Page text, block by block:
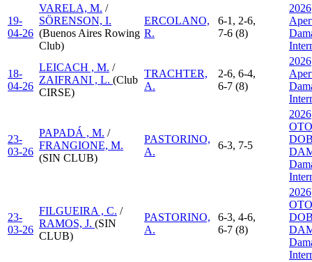
19-
04-26
VARELA, M. /
SÖRENSON, I.
(Buenos Aires Rowing
Club)
ERCOLANO,
R.
6-1, 2-6,
7-6 (8)
2026
18-
04-26
LEICACH , M. /
ZAIFRANI , L. (Club
CIRSE)
TRACHTER,
A.
2-6, 6-4,
6-7 (8)
2026
23-
03-26
PAPADÁ , M. /
FRANGIONE, M.
(SIN CLUB)
PASTORINO,
A.
6-3, 7-5
2026
23-
03-26
FILGUEIRA , C. /
RAMOS, J. (SIN
CLUB)
PASTORINO,
A.
6-3, 4-6,
6-7 (8)
2026